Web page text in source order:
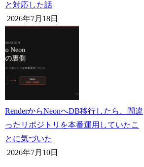
と対応した話
2026年7月18日
RenderからNeonへDB移行したら、間違
ったリポジトリを本番運用していたこ
とに気づいた
2026年7月10日